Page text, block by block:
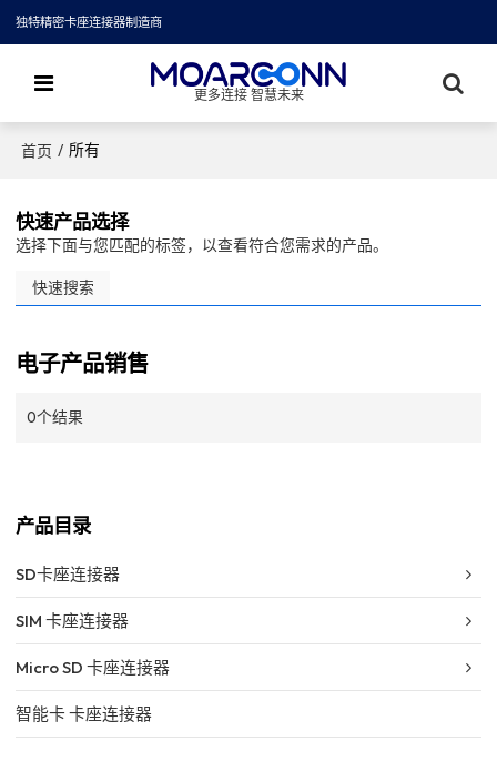
独特精密卡座连接器制造商
更多连接 智慧未来
首页 / 所有
快速产品选择
选择下面与您匹配的标签，以查看符合您需求的产品。
快速搜索
电子产品销售
0个结果
产品目录
SD卡座连接器
SIM 卡座连接器
Micro SD 卡座连接器
智能卡 卡座连接器